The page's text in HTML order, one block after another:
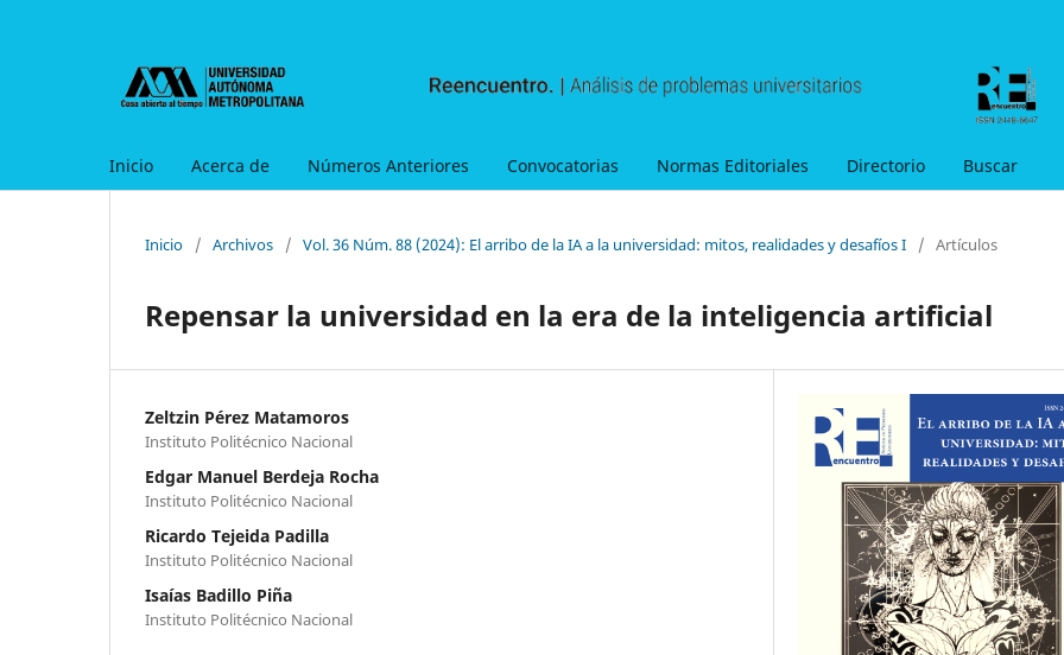
Inicio Acerca de Números Anteriores Convocatorias Normas Editoriales Directorio Buscar
Inicio / Archivos / Vol. 36 Núm. 88 (2024): El arribo de la IA a la universidad: mitos, realidades y desafíos I / Artículos
Repensar la universidad en la era de la inteligencia artificial
Zeltzin Pérez Matamoros
Instituto Politécnico Nacional
Edgar Manuel Berdeja Rocha
Instituto Politécnico Nacional
Ricardo Tejeida Padilla
Instituto Politécnico Nacional
Isaías Badillo Piña
Instituto Politécnico Nacional